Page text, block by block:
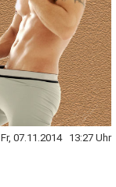
Fr, 07.11.2014 13:27 Uhr